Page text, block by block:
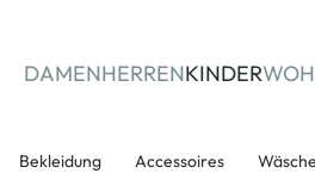
DAMENHERRENKINDER
Bekleidung Accessoires